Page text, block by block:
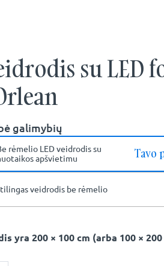
su LED
galimybių
rėmelio LED veidrodis su
apšvietimu
Tavo
veidrodis be rėmelio
yra 200 × 100 cm (arba 100 × 200